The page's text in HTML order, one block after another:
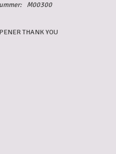
M00300
THANK YOU